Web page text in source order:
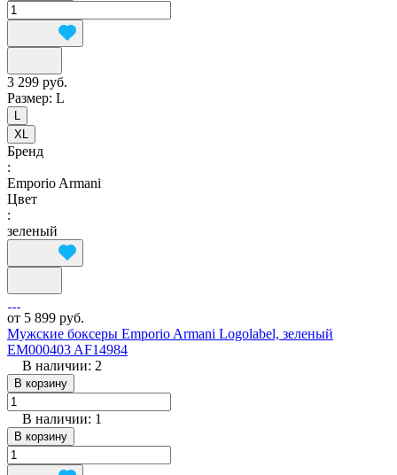
3 299 руб.
Размер: L
L
XL
Бренд
:
Emporio Armani
Цвет
:
зеленый
от 5 899 руб.
Мужские боксеры Emporio Armani Logolabel, зеленый
EM000403 AF14984
В наличии: 2
В корзину
В наличии: 1
В корзину